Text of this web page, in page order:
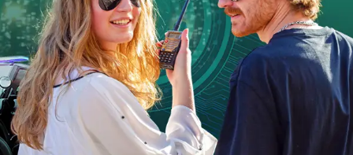
IT
NL
Tickets buchen
Gutscheine bestellen